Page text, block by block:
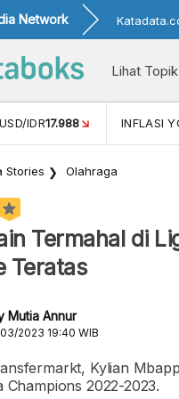
Network
Lihat Topik
IDR17.988 INFLASI
Stories Olahraga
Termahal di
Teratas
Mutia Annur
2023 19:40 WIB
Kylian
Champions 2022-2023.